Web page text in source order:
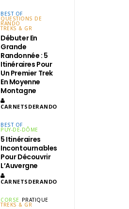
BEST OF
QUESTIONS DE
RANDO
TREKS & GR
Débuter En
Grande
Randonnée : 5
Itinéraires Pour
Un Premier Trek
En Moyenne
Montagne
CARNETSDERANDO
BEST OF
PUY-DE-DÔME
5 Itinéraires
Incontournables
Pour Découvrir
L’Auvergne
CARNETSDERANDO
CORSE PRATIQUE
TREKS & GR